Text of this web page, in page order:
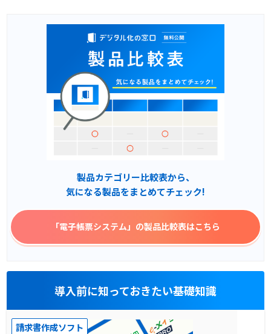
製品カテゴリー比較表から、
気になる製品をまとめてチェック!
「電子帳票システム」 の製品比較表はこちら
導入前に知っておきたい基礎知識
請求書作成ソフト